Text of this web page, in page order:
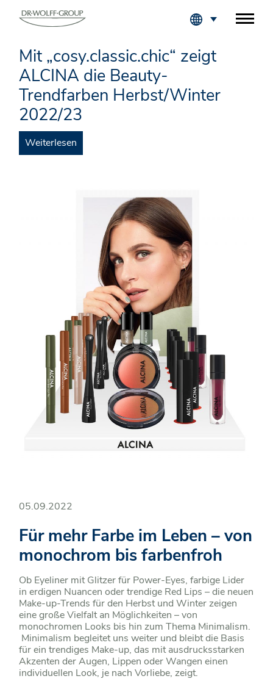
Mit „cosy.classic.chic“ zeigt
ALCINA die Beauty-
Trendfarben Herbst/Winter
2022/23
Weiterlesen
05.09.2022
Für mehr Farbe im Leben – von
monochrom bis farbenfroh
Ob Eyeliner mit Glitzer für Power-Eyes, farbige Lider
in erdigen Nuancen oder trendige Red Lips – die neuen
Make-up-Trends für den Herbst und Winter zeigen
eine große Vielfalt an Möglichkeiten – von
monochromen Looks bis hin zum Thema Minimalism.
Minimalism begleitet uns weiter und bleibt die Basis
für ein trendiges Make-up, das mit ausdrucksstarken
Akzenten der Augen, Lippen oder Wangen einen
individuellen Look, je nach Vorliebe, zeigt.